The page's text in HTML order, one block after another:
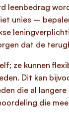
leenbedrag
unies –
dat de
ze kunnen
Dit kan
die al
die